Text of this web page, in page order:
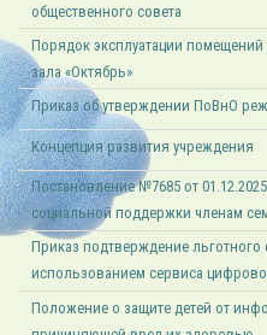
общественного совета
Порядок эксплуатации помещений
зала «Октябрь»
Приказ об утверждении ПоВнО
Концепция развития учреждения
Постановление №7685 от
социальной поддержки членам
Приказ подтверждение льготного
использованием сервиса
Положение о защите детей от